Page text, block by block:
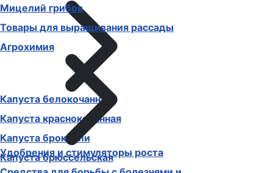
Капуста белокочанная
Капуста краснокочанная
Капуста брокколи
Капуста брюссельская
Мицелий грибов
Товары для выращивания рассады
Агрохимия
Удобрения и стимуляторы роста